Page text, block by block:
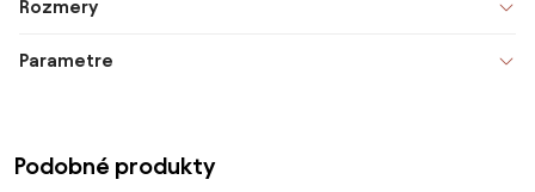
Rozmery
Parametre
Podobné produkty